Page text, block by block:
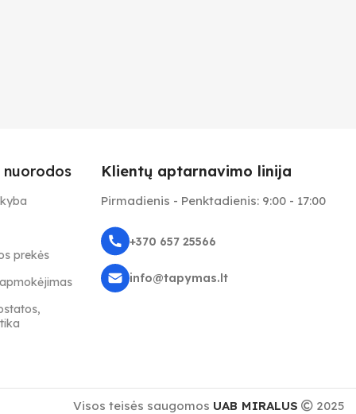
prekės
Klientų aptarnavimo linija
Pirmadienis - Penktadienis: 9:00 - 17:00
+370 657 25566
info@tapymas.lt
Visos teisės saugomos UAB MIRALUS 2025